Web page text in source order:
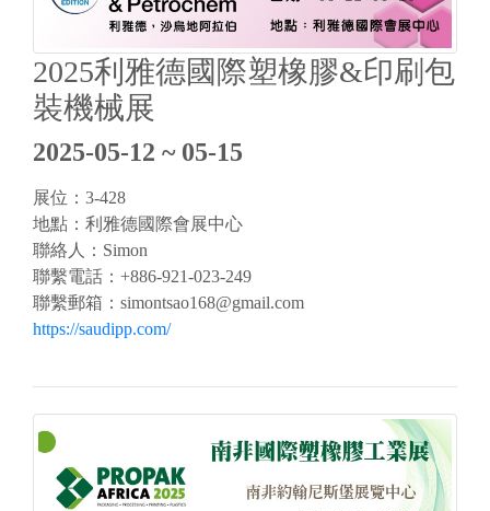
2025利雅德國際塑橡膠&印刷包
裝機械展
2025-05-12 ~ 05-15
展位：3-428
地點：利雅德國際會展中心
聯絡人：Simon
聯繫電話：+886-921-023-249
聯繫郵箱： simontsao168@gmail.com
https://saudipp.com/